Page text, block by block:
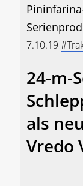
7.10.19
24-m-
als
Vredo